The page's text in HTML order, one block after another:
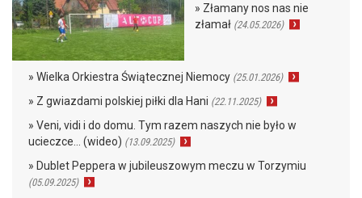
» Złamany nos nas nie
złamał (24.05.2026)
» Wielka Orkiestra Świątecznej Niemocy (25.01.2026)
» Z gwiazdami polskiej piłki dla Hani (22.11.2025)
» Veni, vidi i do domu. Tym razem naszych nie było w
ucieczce… (wideo) (13.09.2025)
» Dublet Peppera w jubileuszowym meczu w Torzymiu
(05.09.2025)